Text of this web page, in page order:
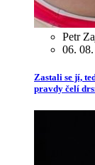
Petr
06.
Zastali se jí,
pravdy čelí